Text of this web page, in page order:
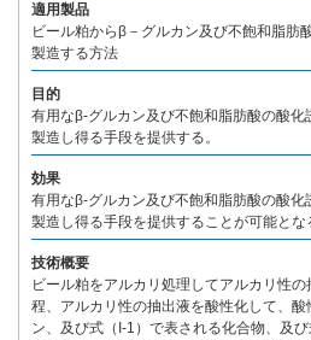
適用製品
ビール粕からβ－グルカン及び不飽和脂肪
製造する方法
目的
有用なβ-グルカン及び不飽和脂肪酸の酸
製造し得る手段を提供する。
効果
有用なβ-グルカン及び不飽和脂肪酸の酸
製造し得る手段を提供することが可能とな
技術概要
ビール粕をアルカリ処理してアルカリ性
程、アルカリ性の抽出液を酸性化して、
ン、及び式（I-1）で表される化合物、及